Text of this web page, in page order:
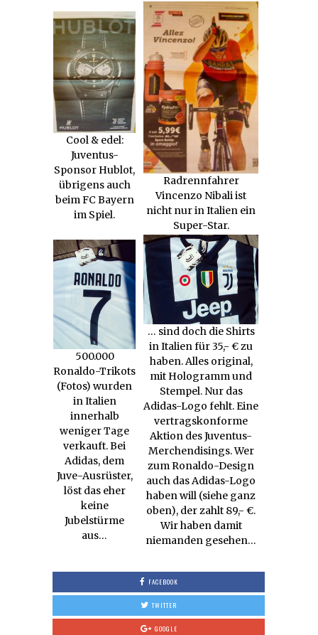
Cool & edel:
Juventus-
Sponsor Hublot,
übrigens auch
beim FC Bayern
im Spiel.
Radrennfahrer
Vincenzo Nibali ist
nicht nur in Italien ein
Super-Star.
500.000
Ronaldo-Trikots
(Fotos) wurden
in Italien
innerhalb
weniger Tage
verkauft. Bei
Adidas, dem
Juve-Ausrüster,
löst das eher
keine
Jubelstürme
aus…
… sind doch die Shirts
in Italien für 35,- € zu
haben. Alles original,
mit Hologramm und
Stempel. Nur das
Adidas-Logo fehlt. Eine
vertragskonforme
Aktion des Juventus-
Merchendisings. Wer
zum Ronaldo-Design
auch das Adidas-Logo
haben will (siehe ganz
oben), der zahlt 89,- €.
Wir haben damit
niemanden gesehen…
FACEBOOK
TWITTER
GOOGLE